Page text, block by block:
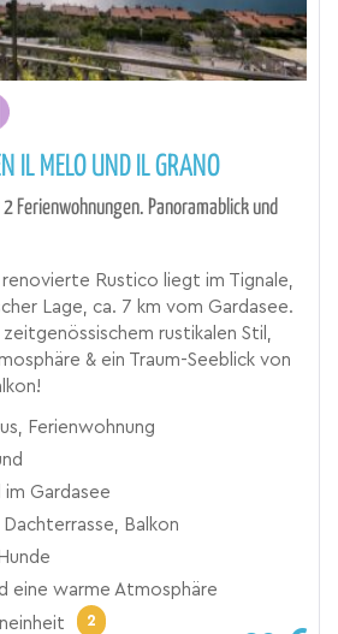
IL MELO UND IL GRANO
Ferienwohnungen. Panoramablick und
Rustico liegt im Tignale,
Lage, ca. 7 km vom Gardasee.
rustikalen Stil,
& ein Traum-Seeblick von
Ferienwohnung
im Gardasee
Dachterrasse, Balkon
eine warme Atmosphäre
2